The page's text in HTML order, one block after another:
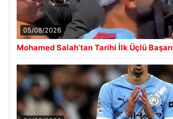
05/08/2026
Mohamed Salah’tan Tarihi İlk Üçlü Başarı